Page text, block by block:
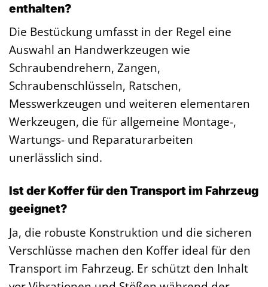
enthalten?
Die Bestückung umfasst in der Regel eine
Auswahl an Handwerkzeugen wie
Schraubendrehern, Zangen,
Schraubenschlüsseln, Ratschen,
Messwerkzeugen und weiteren elementaren
Werkzeugen, die für allgemeine Montage-,
Wartungs- und Reparaturarbeiten
unerlässlich sind.
Ist der Koffer für den Transport im Fahrzeug
geeignet?
Ja, die robuste Konstruktion und die sicheren
Verschlüsse machen den Koffer ideal für den
Transport im Fahrzeug. Er schützt den Inhalt